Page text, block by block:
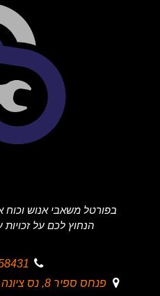
בפורטל משאבי אנוש
הנחוץ לכם על זכויות
- 08
פנחס ספיר 8, נס ציונה